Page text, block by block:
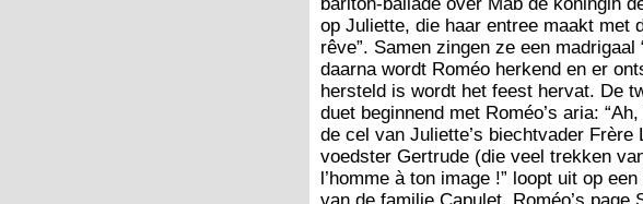
op Juliette, die haar entree maakt met
rêve”. Samen zingen ze een
daarna wordt Roméo herkend en er
hersteld is wordt het feest hervat. De
duet beginnend met Roméo’s aria:
de cel van Juliette’s biechtvader
voedster Gertrude (die veel trekken
l’homme à ton image !” loopt uit op